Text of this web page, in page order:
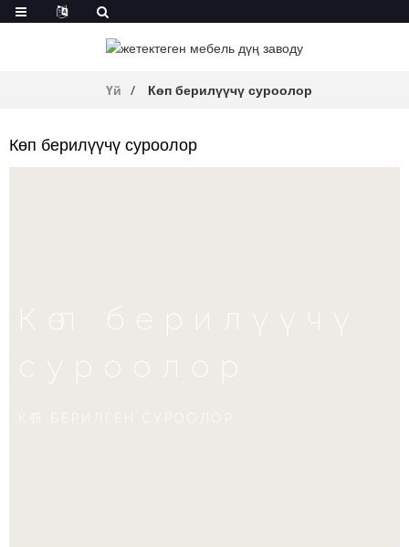
Үй Көп берилүүчү суроолор
Көп берилүүчү суроолор
Көп берилүүчү
суроолор